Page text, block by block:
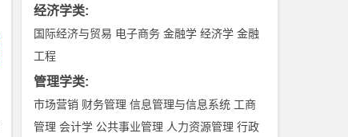
经济学类:
国际经济与贸易 电子商务 金融学 经济学 金融
工程
管理学类:
市场营销 财务管理 信息管理与信息系统 工商
管理 会计学 公共事业管理 人力资源管理 行政